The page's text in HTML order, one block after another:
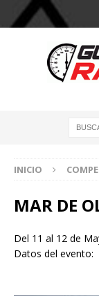
INICIO
MAR DE
Del 11 al 12 de
Datos del evento: